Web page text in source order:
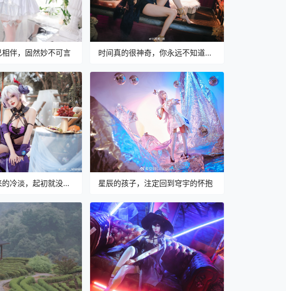
相伴，固然妙不可言
时间真的很神奇，你永远不知道它
冷淡，起初就没那
星辰的孩子，注定回到穹宇的怀抱